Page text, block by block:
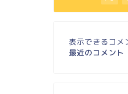
表示できるコメ
最近のコメント